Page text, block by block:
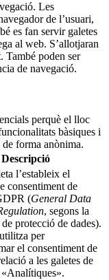
Les
de l’usuari,
es fan servir galetes
al web. S’allotjaran
També poden ser
de navegació.
perquè el lloc
bàsiques i
forma anònima.
Descripció
l’estableix el
consentiment de
(General Data
, segons la
protecció de dades).
per
el consentiment de
a les galetes de